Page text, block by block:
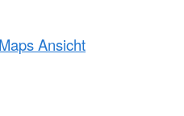
Ansicht